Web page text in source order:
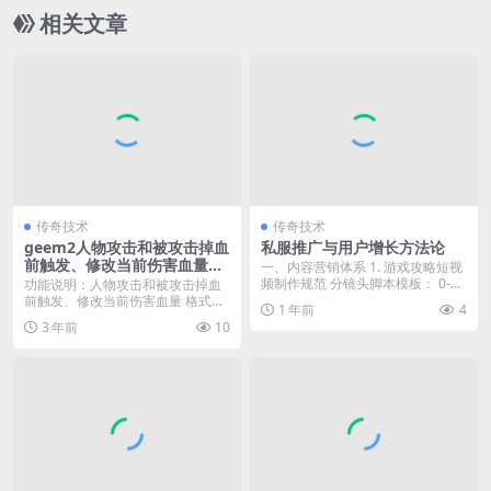
相关文章
传奇技术
geem2人物攻击和被攻击掉血
前触发、修改当前伤害血量详
解
功能说明：人物攻击和被攻击掉血
前触发、修改当前伤害血量 格式：
ChangeDam...
3 年前 10
传奇技术
私服推广与用户增长方法论
一、内容营销体系 1. 游戏攻略短视
频制作规范 ‌分镜头脚本模板‌： 0-5
秒：...
1 年前 4